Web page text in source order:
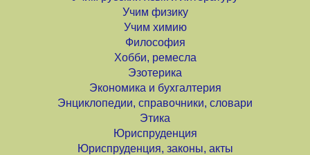
Учим физику
Учим химию
Философия
Хобби, ремесла
Эзотерика
Экономика и бухгалтерия
Энциклопедии, справочники, словари
Этика
Юриспруденция
Юриспруденция, законы, акты